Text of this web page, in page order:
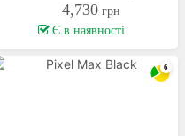
4,730 грн
Є в наявності